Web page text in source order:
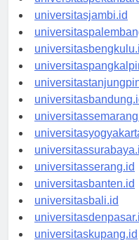
universitasjambi.id
universitasserang.id
universitasbanten.id
universitasbali.id